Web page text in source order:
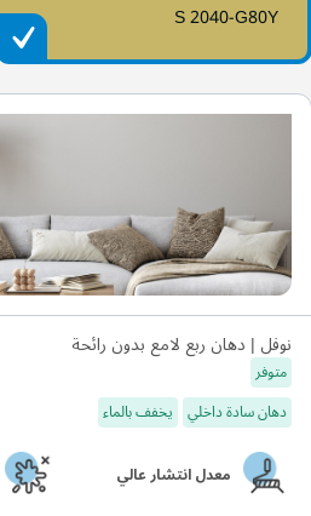
S 2040-G80Y
نوفل | دهان ربع لامع بدون رائحة
متوفر
دهان سادة داخلي يخفف بالماء
معدل انتشار عالي